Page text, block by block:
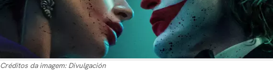
Créditos da imagem: Divulgación